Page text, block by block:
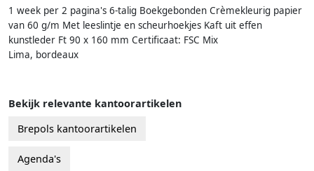
1 week per 2 pagina's 6-talig Boekgebonden Crèmekleurig papier
van 60 g/m Met leeslintje en scheurhoekjes Kaft uit effen
kunstleder Ft 90 x 160 mm Certificaat: FSC Mix
Lima, bordeaux
Bekijk relevante kantoorartikelen
Brepols kantoorartikelen
Agenda's